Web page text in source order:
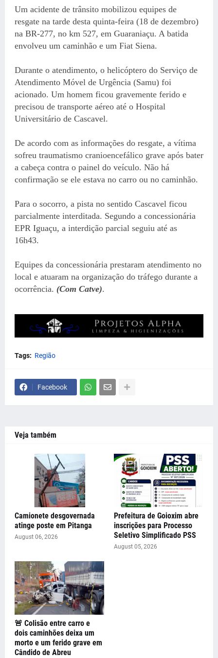
Um acidente de trânsito mobilizou equipes de
resgate na tarde desta quinta-feira (18 de dezembro)
na BR-277, no km 527, em Guaraniaçu. A batida
envolveu um caminhão e um Fiat Siena.
Durante o atendimento, o helicóptero do Serviço de
Atendimento Móvel de Urgência (Samu) foi
acionado. Um homem ficou gravemente ferido e
precisou de transporte aéreo até o Hospital
Universitário de Cascavel.
De acordo com as informações do resgate, a vítima
sofreu traumatismo cranioencefálico grave após bater
a cabeça contra o painel do veículo. Não há
confirmação se ele estava no carro ou no caminhão.
Para o socorro, a pista no sentido Cascavel ficou
parcialmente interditada. Segundo a concessionária
EPR Iguaçu, a interdição parcial seguiu até as
16h43.
Equipes da concessionária prestaram atendimento no
local e atuaram na organização do tráfego durante a
ocorrência. (Com Catve).
Tags: Região
Facebook
Veja também
Camionete desgovernada
atinge poste em Pitanga
August 06, 2026
Prefeitura de Goioxim abre
inscrições para Processo
Seletivo Simplificado PSS
August 05, 2026
🚨 Colisão entre carro e
dois caminhões deixa um
morto e um ferido grave em
Cândido de Abreu